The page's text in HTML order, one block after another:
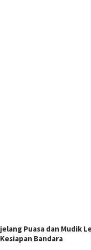
Puasa dan Mudik
Bandara